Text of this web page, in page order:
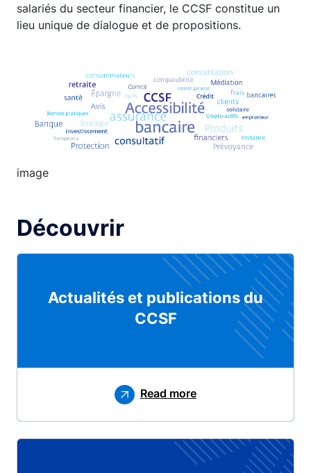
salariés du secteur financier, le CCSF constitue un
lieu unique de dialogue et de propositions.
image
Découvrir
Actualités et publications du
CCSF
Read more